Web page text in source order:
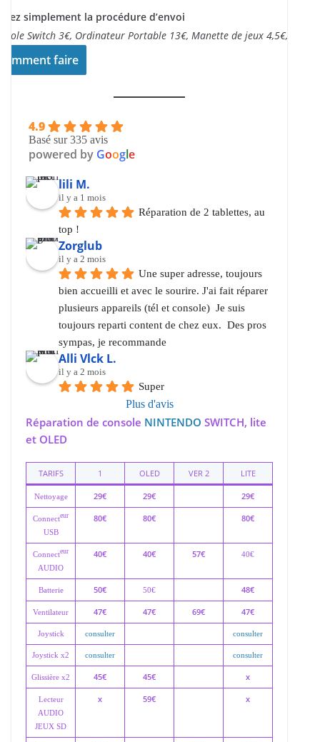
simplement la procédure d’envoi
Switch 3€, Ordinateur Portable 13€, Manette de jeux 4,5€,..
faire
4.9
Basé sur 335 avis
powered by Google
lili M.
il y a 1 mois
Réparation de 2 tablettes, au
top !
Zorglub
il y a 2 mois
Une super adresse, toujours
bien accueilli et avec le sourire. J'ai fait réparer
plusieurs appareils (tél et console)  Je suis
toujours reparti content de chez eux.  Des pros
sympas, je recommande
Alli Vlck L.
il y a 2 mois
Super
Plus d'avis
Réparation de console NINTENDO SWITCH, lite
et OLED
TARIFS 1 OLED VER 2 LITE
Nettoyage 29€ 29€ 29€
Connecteur
USB
80€ 80€ 80€
Connecteur
AUDIO
40€ 40€ 57€ 40€
Batterie 50€ 50€ 48€
Ventilateur 47€ 47€ 69€ 47€
Joystick consulter consulter
Joystick x2 consulter consulter
Glissière x2 45€ 45€ x
Lecteur
AUDIO
JEUX SD
x 59€ x